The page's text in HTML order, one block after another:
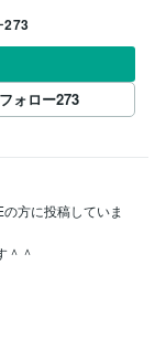
273
フォロー273
方に投稿していま
＾＾